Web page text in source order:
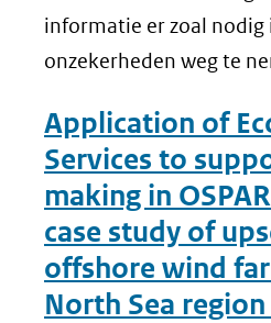
informatie er zoal nodig
onzekerheden weg te
Application of
Services to
making in
case study of
offshore wind
North Sea region